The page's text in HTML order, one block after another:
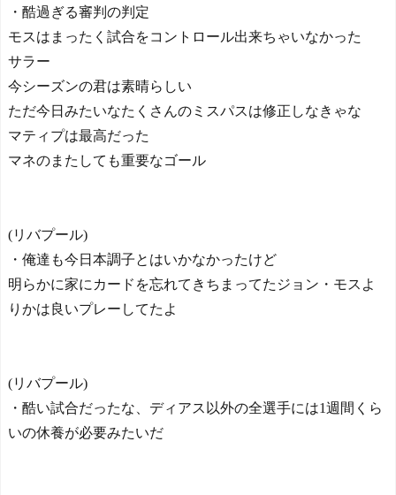
・酷過ぎる審判の判定
モスはまったく試合をコントロール出来ちゃいなかった
サラー
今シーズンの君は素晴らしい
ただ今日みたいなたくさんのミスパスは修正しなきゃな
マティプは最高だった
マネのまたしても重要なゴール
(リバプール)
・俺達も今日本調子とはいかなかったけど
明らかに家にカードを忘れてきちまってたジョン・モスよ
りかは良いプレーしてたよ
(リバプール)
・酷い試合だったな、ディアス以外の全選手には1週間くら
いの休養が必要みたいだ